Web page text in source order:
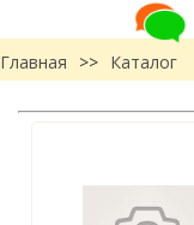
Главная
>> Каталог